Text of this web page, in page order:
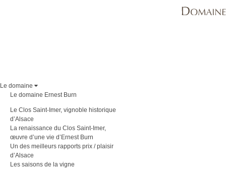
Le domaine
Le domaine Ernest Burn
Le Clos Saint-Imer, vignoble historique
d’Alsace
La renaissance du Clos Saint-Imer,
œuvre d’une vie d’Ernest Burn
Un des meilleurs rapports prix / plaisir
d’Alsace
Les saisons de la vigne